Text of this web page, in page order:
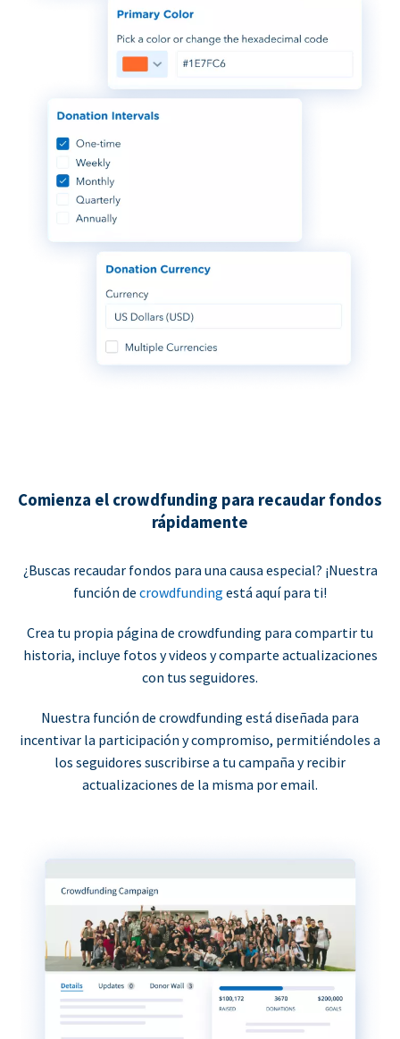
Comienza el crowdfunding para recaudar fondos
rápidamente
¿Buscas recaudar fondos para una causa especial? ¡Nuestra
función de crowdfunding está aquí para ti!
Crea tu propia página de crowdfunding para compartir tu
historia, incluye fotos y videos y comparte actualizaciones
con tus seguidores.
Nuestra función de crowdfunding está diseñada para
incentivar la participación y compromiso, permitiéndoles a
los seguidores suscribirse a tu campaña y recibir
actualizaciones de la misma por email.